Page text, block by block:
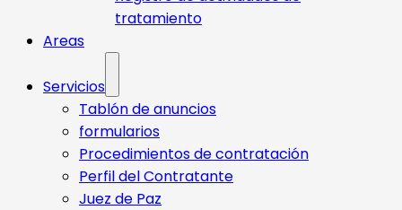
tratamiento
Areas
Servicios
Tablón de anuncios
formularios
Procedimientos de contratación
Perfil del Contratante
Juez de Paz